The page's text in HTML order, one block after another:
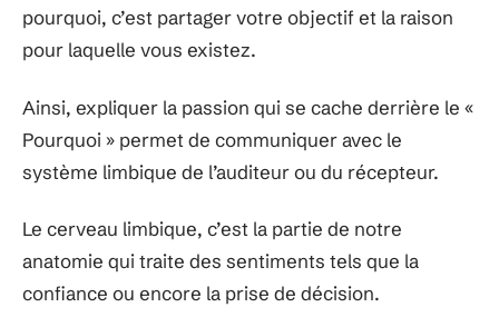
pourquoi, c’est partager votre objectif et la raison
pour laquelle vous existez.
Ainsi, expliquer la passion qui se cache derrière le «
Pourquoi » permet de communiquer avec le
système limbique de l’auditeur ou du récepteur.
Le cerveau limbique, c’est la partie de notre
anatomie qui traite des sentiments tels que la
confiance ou encore la prise de décision.